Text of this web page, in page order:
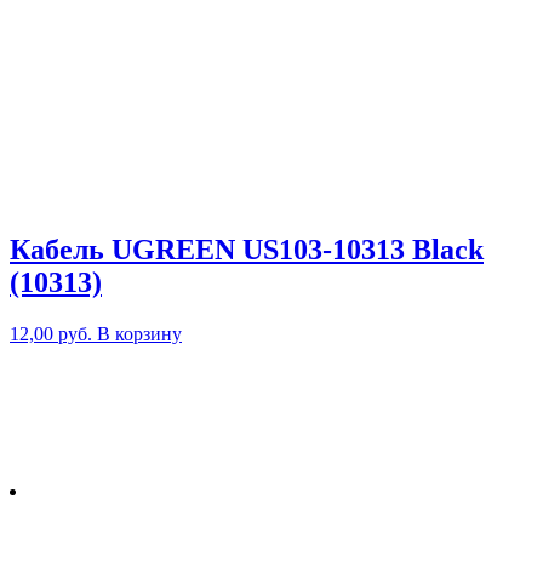
Кабель UGREEN US103-10313 Black
(10313)
12,00 руб. В корзину